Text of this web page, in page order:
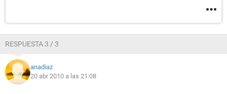
RESPUESTA 3 / 3
anadiaz
20 abr 2010 a las 21:08